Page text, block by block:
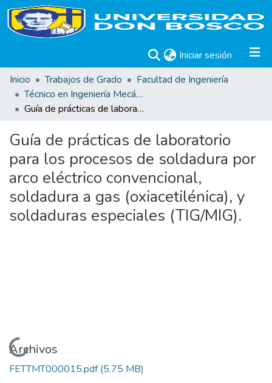
Iniciar sesión (current)
Inicio
Trabajos de Grado
Facultad de Ingeniería
Técnico en Ingeniería Mecánica. Trabajos de Graduación.
Guía de prácticas de laboratorio para los procesos de soldadura por arco eléctrico convencional, soldadura a gas (oxiacetilénica), y soldaduras especiales (TIG/MIG).
Guía de prácticas de laboratorio
para los procesos de soldadura por
arco eléctrico convencional,
soldadura a gas (oxiacetilénica), y
soldaduras especiales (TIG/MIG).
Cargando...
Archivos
FETTMT000015.pdf(5.75 MB)